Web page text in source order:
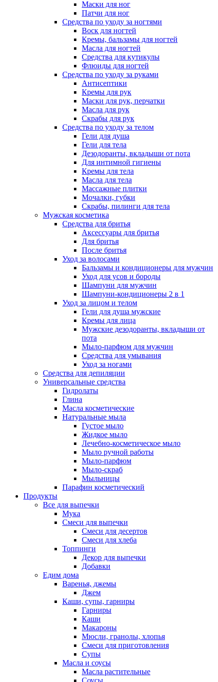
Маски для ног
Патчи для ног
Средства по уходу за ногтями
Воск для ногтей
Кремы, бальзамы для ногтей
Масла для ногтей
Средства для кутикулы
Флюиды для ногтей
Средства по уходу за руками
Антисептики
Кремы для рук
Маски для рук, перчатки
Масла для рук
Скрабы для рук
Средства по уходу за телом
Гели для душа
Гели для тела
Дезодоранты, вкладыши от пота
Для интимной гигиены
Кремы для тела
Масла для тела
Массажные плитки
Мочалки, губки
Скрабы, пилинги для тела
Мужская косметика
Средства для бритья
Аксессуары для бритья
Для бритья
После бритья
Уход за волосами
Бальзамы и кондиционеры для мужчин
Уход для усов и бороды
Шампуни для мужчин
Шампуни-кондиционеры 2 в 1
Уход за лицом и телом
Гели для душа мужские
Кремы для лица
Мужские дезодоранты, вкладыши от
пота
Мыло-парфюм для мужчин
Средства для умывания
Уход за ногами
Средства для депиляции
Универсальные средства
Гидролаты
Глина
Масла косметические
Натуральные мыла
Густое мыло
Жидкое мыло
Лечебно-косметическое мыло
Мыло ручной работы
Мыло-парфюм
Мыло-скраб
Мыльницы
Парафин косметический
Продукты
Все для выпечки
Мука
Смеси для выпечки
Смеси для десертов
Смеси для хлеба
Топпинги
Декор для выпечки
Добавки
Едим дома
Варенья, джемы
Джем
Каши, супы, гарниры
Гарниры
Каши
Макароны
Мюсли, гранолы, хлопья
Смеси для приготовления
Супы
Масла и соусы
Масла растительные
Соусы